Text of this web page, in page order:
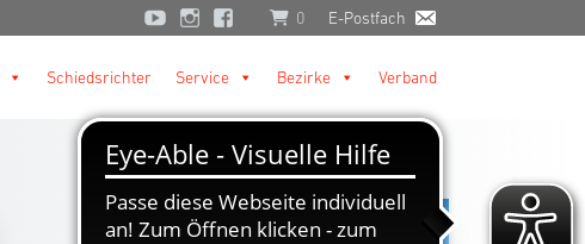
0 E-Postfach
Schiedsrichter Service Bezirke Verband